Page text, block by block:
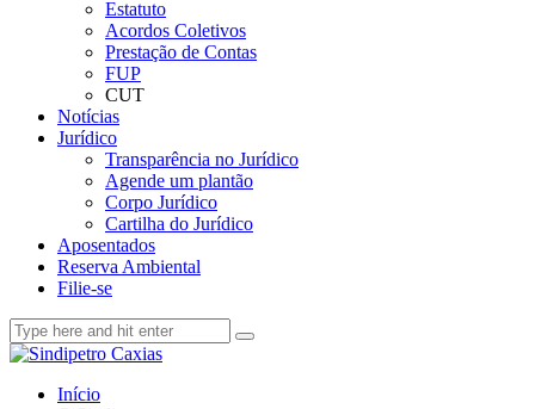
Estatuto
Acordos Coletivos
Prestação de Contas
FUP
CUT
Notícias
Jurídico
Transparência no Jurídico
Agende um plantão
Corpo Jurídico
Cartilha do Jurídico
Aposentados
Reserva Ambiental
Filie-se
Início